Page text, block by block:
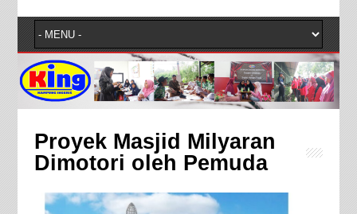
Proyek Masjid Milyaran
Dimotori oleh Pemuda